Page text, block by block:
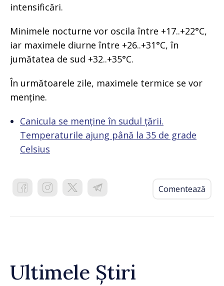
intensificări.
Minimele nocturne vor oscila între +17..+22°C,
iar maximele diurne între +26..+31°C, în
jumătatea de sud +32..+35°C.
În următoarele zile, maximele termice se vor
menține.
Canicula se menține în sudul țării.
Temperaturile ajung până la 35 de grade
Celsius
Comentează
Ultimele Știri